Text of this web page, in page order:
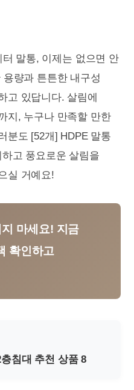
터 말통, 이제는 없으면 안
량과 튼튼한 내구성
고 있답니다. 살림에
지, 누구나 만족할 만한
분도 [52개] HDPE 말통
고 풍요로운 살림을
실 거예요!
마세요! 지금
확인하고
침대 추천 상품 8